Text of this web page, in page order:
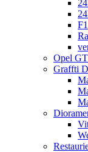
F1
Opel
Graffti